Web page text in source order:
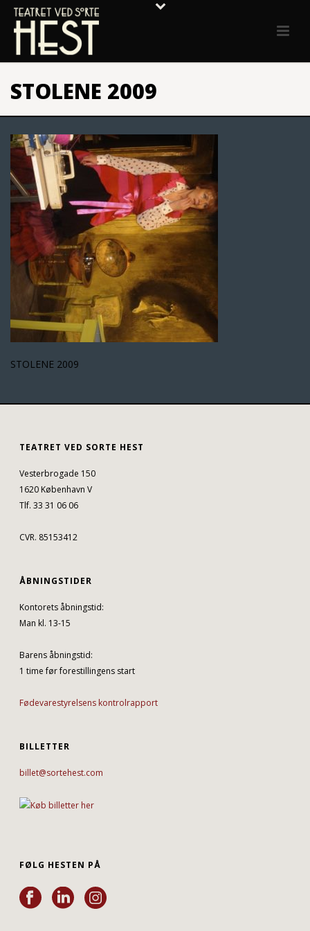
STOLENE 2009
STOLENE 2009
TEATRET VED SORTE HEST
Vesterbrogade 150
1620 København V
Tlf. 33 31 06 06
CVR. 85153412
ÅBNINGSTIDER
Kontorets åbningstid:
Man kl. 13-15
Barens åbningstid:
1 time før forestillingens start
Fødevarestyrelsens kontrolrapport
BILLETTER
billet@sortehest.com
FØLG HESTEN PÅ